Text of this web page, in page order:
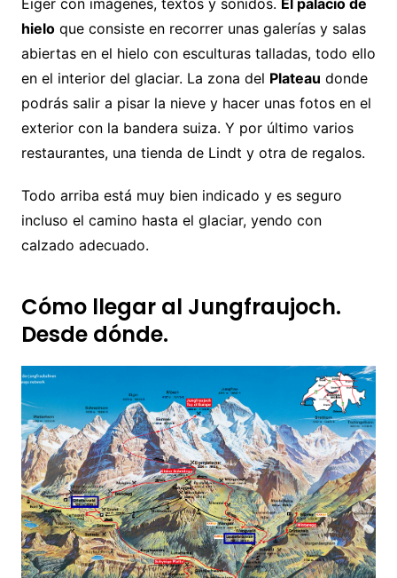
Eiger con imágenes, textos y sonidos. El palacio de
hieloque consiste en recorrer unas galerías y salas
abiertas en el hielo con esculturas talladas, todo ello
en el interior del glaciar. La zona del Plateau donde
podrás salir a pisar la nieve y hacer unas fotos en el
exterior con la bandera suiza. Y por último varios
restaurantes, una tienda de Lindt y otra de regalos.
Todo arriba está muy bien indicado y es seguro
incluso el camino hasta el glaciar, yendo con
calzado adecuado.
Cómo llegar al Jungfraujoch.
Desde dónde.